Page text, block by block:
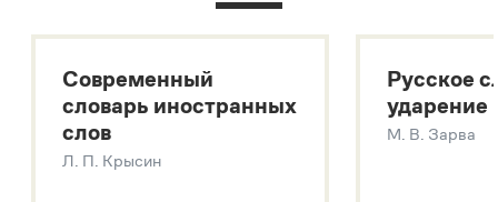
Большой толковый словарь русских глаголов
Современный словарь иностранных слов
Звук – технология синтеза платформы
SaluteSpeech
Современный
словарь иностранных
слов
Л. П. Крысин
Русское
ударение
М. В. Зарва